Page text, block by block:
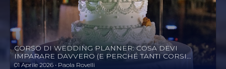
CORSO DI WEDDING PLANNER: COSA DEVI
IMPARARE DAVVERO (E PERCHÉ TANTI CORSI
BREVI TI LASCIANO IMPREPARATA)
01 Aprile 2026 • Paola Rovelli